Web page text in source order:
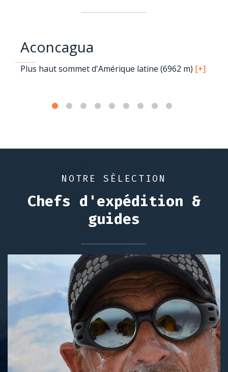
Aconcagua
Plus haut sommet d'Amérique latine (6962 m) [+]
NOTRE SÉLECTION
Chefs d'expédition &
guides